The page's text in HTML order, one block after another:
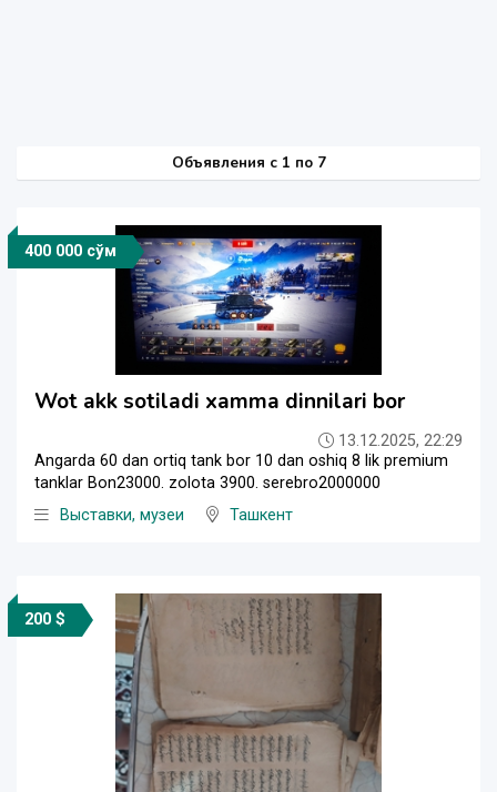
Объявления c 1 по 7
400 000 сўм
Wot akk sotiladi xamma dinnilari bor
13.12.2025, 22:29
Angarda 60 dan ortiq tank bor 10 dan oshiq 8 lik premium
tanklar Bon23000. zolota 3900. serebro2000000
Выставки, музеи
Ташкент
200 $